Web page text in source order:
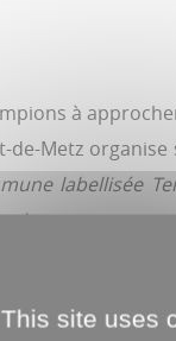
à
de-Metz
labellisée
avec une
qui a convié
d’argent
?) et son
This site uses